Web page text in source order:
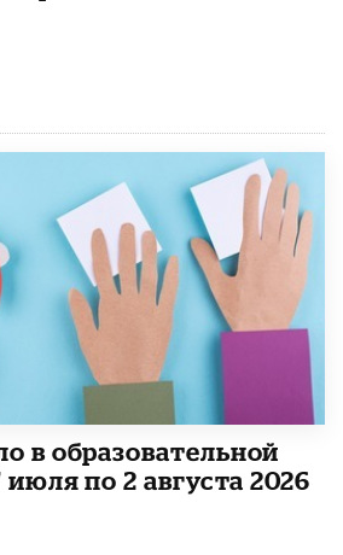
в образовательной
по 2 августа 2026